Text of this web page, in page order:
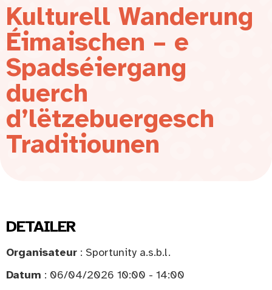
Kulturell Wanderung
Éimaischen – e
Spadséiergang
duerch
d’lëtzebuergesch
Traditiounen
DETAILER
Organisateur : Sportunity a.s.b.l.
Datum : 06/04/2026 10:00 - 14:00